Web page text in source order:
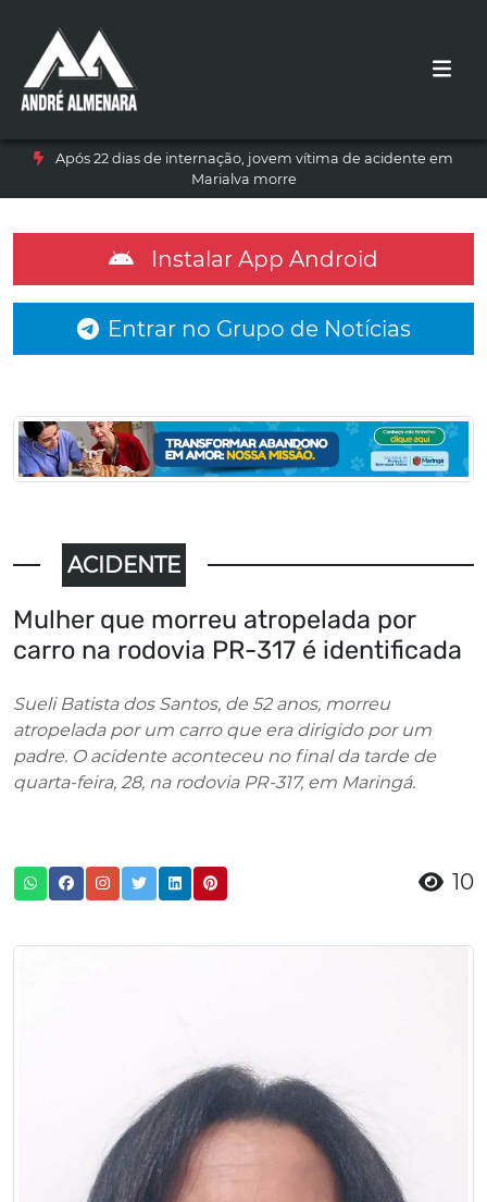
Após 22 dias de internação, jovem vítima de acidente em
Marialva morre
Instalar App Android
Entrar no Grupo de Notícias
ACIDENTE
Mulher que morreu atropelada por
carro na rodovia PR-317 é identificada
Sueli Batista dos Santos, de 52 anos, morreu
atropelada por um carro que era dirigido por um
padre. O acidente aconteceu no final da tarde de
quarta-feira, 28, na rodovia PR-317, em Maringá.
10